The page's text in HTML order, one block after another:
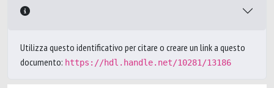
Utilizza questo identificativo per citare o creare un link a questo
documento: https://hdl.handle.net/10281/13186